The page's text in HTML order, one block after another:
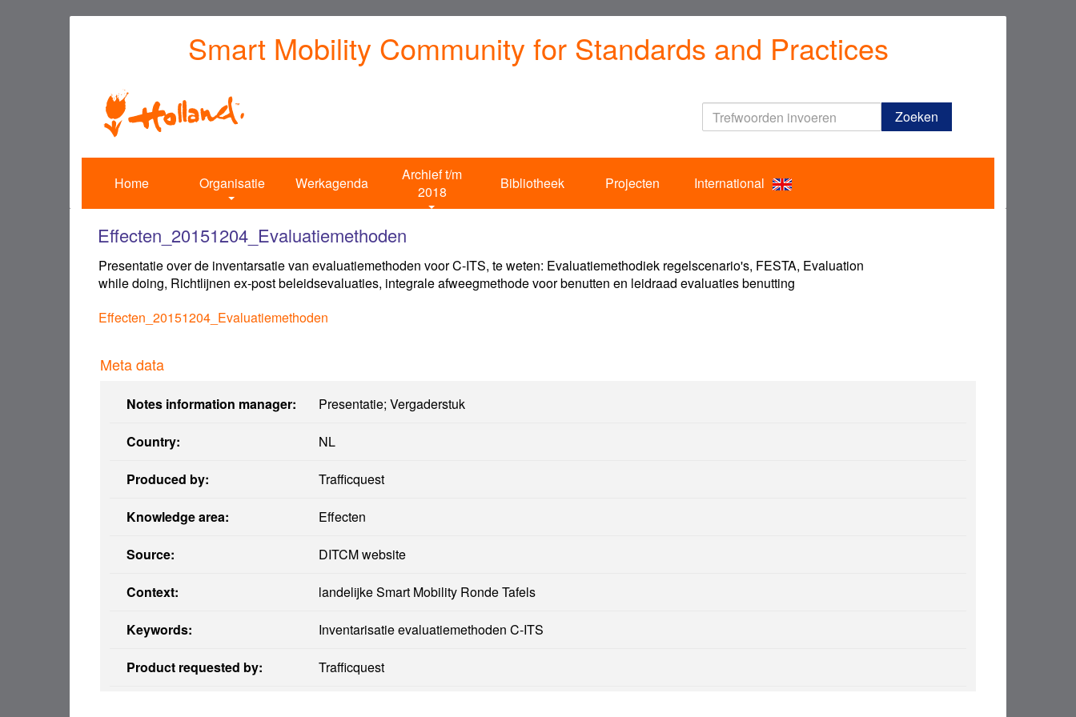
Smart Mobility Community for Standards and Practices
Trefwoorden
invoeren
Zoeken
Home Organisatie Werkagenda
Archief t/m
2018
Bibliotheek Projecten International
Effecten_20151204_Evaluatiemethoden
Presentatie over de inventarsatie van evaluatiemethoden voor C-ITS, te weten: Evaluatiemethodiek regelscenario's, FESTA, Evaluation
while doing, Richtlijnen ex-post beleidsevaluaties, integrale afweegmethode voor benutten en leidraad evaluaties benutting
Effecten_20151204_Evaluatiemethoden
Meta data
Notes information manager: Presentatie; Vergaderstuk
Country: NL
Produced by: Trafficquest
Knowledge area: Effecten
Source: DITCM website
Context: landelijke Smart Mobility Ronde Tafels
Keywords: Inventarisatie evaluatiemethoden C-ITS
Product requested by: Trafficquest